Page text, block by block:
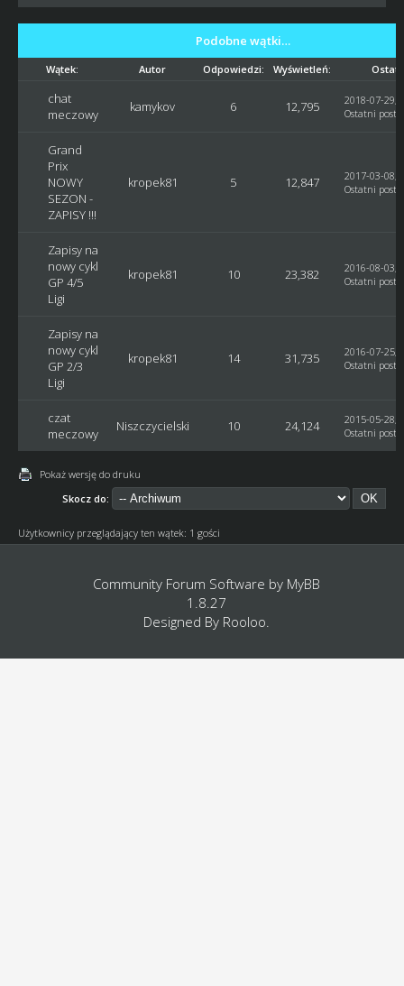
Podobne wątki…
Wątek: Autor Odpowiedzi: Wyświetleń:
chat
meczowy
kamykov 6 12,795
2018-07-29,
Ostatni post
Grand
Prix
NOWY
SEZON -
ZAPISY !!!
kropek81 5 12,847
2017-03-08,
Ostatni post
Zapisy na
nowy cykl
GP 4/5
Ligi
kropek81 10 23,382
2016-08-03,
Ostatni post
Zapisy na
nowy cykl
GP 2/3
Ligi
kropek81 14 31,735
2016-07-25,
Ostatni post
czat
meczowy
Niszczycielski 10 24,124
2015-05-28,
Ostatni post
Pokaż wersję do druku
Skocz do:
Użytkownicy przeglądający ten wątek: 1 gości
Community Forum Software by MyBB
1.8.27
Designed By Rooloo.